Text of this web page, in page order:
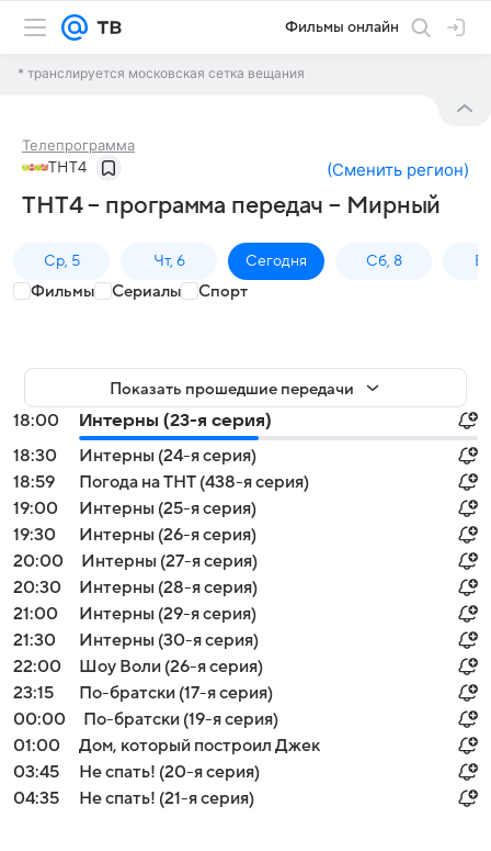
Фильмы онлайн
* транслируется московская сетка вещания
Телепрограмма
ТНТ4 (Сменить регион)
ТНТ4 – программа передач – Мирный
Ср, 5 Чт, 6 Сегодня Сб, 8
Фильмы Сериалы Спорт
Показать прошедшие передачи
18:00
Интерны (23-я серия)
18:30
Интерны (24-я серия)
18:59
Погода на ТНТ (438-я серия)
19:00
Интерны (25-я серия)
19:30
Интерны (26-я серия)
20:00
Интерны (27-я серия)
20:30
Интерны (28-я серия)
21:00
Интерны (29-я серия)
21:30
Интерны (30-я серия)
22:00
Шоу Воли (26-я серия)
23:15
По-братски (17-я серия)
00:00
По-братски (19-я серия)
01:00
Дом, который построил Джек
03:45
Не спать! (20-я серия)
04:35
Не спать! (21-я серия)